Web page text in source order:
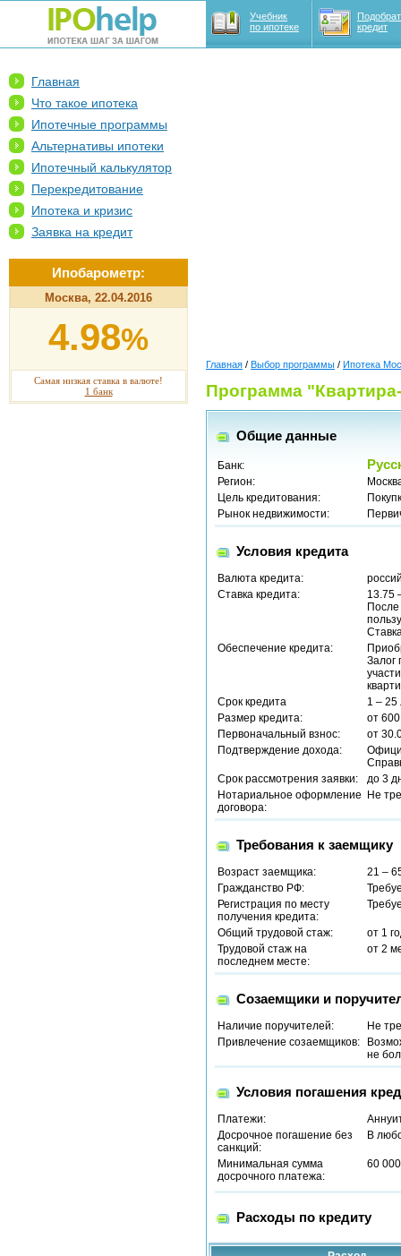
Учебник
по ипотеке
кредит
Главная
Что такое ипотека
Ипотечные программы
Альтернативы ипотеки
Ипотечный калькулятор
Перекредитование
Ипотека и кризис
Заявка на кредит
Ипобарометр:
Москва, 22.04.2016
4.98%
Самая низкая ставка в валюте!
1 банк
Главная / Выбор программы / Ипотека
Программа
Общие данные
Банк:
Регион:
Цель кредитования:
Рынок недвижимости:
Условия кредита
Валюта кредита:
Ставка кредита:
13.75
Обеспечение кредита:
Залог
Срок кредита
1 – 25
Размер кредита:
от
Первоначальный взнос:
от
Подтверждение дохода:
Срок рассмотрения заявки:
до 3
Нотариальное оформление
договора:
Не
Требования к заемщику
Возраст заемщика:
21 –
Гражданство РФ:
Регистрация по месту
получения кредита:
Общий трудовой стаж:
от 1
Трудовой стаж на
последнем месте:
от 2
Созаемщики и
Наличие поручителей:
Не
Привлечение созаемщиков:
не
Условия погашения
Платежи:
Досрочное погашение без
санкций:
В
Минимальная сумма
досрочного платежа:
60
Расходы по кредиту